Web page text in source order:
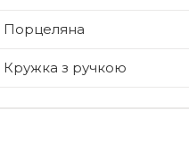
Порцеляна
Кружка з ручкою